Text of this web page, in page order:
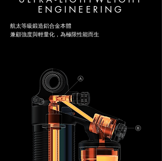
ENGINEERING
航太等級鍛造鋁合金本體
兼顧強度與輕量化，為極限性能而生